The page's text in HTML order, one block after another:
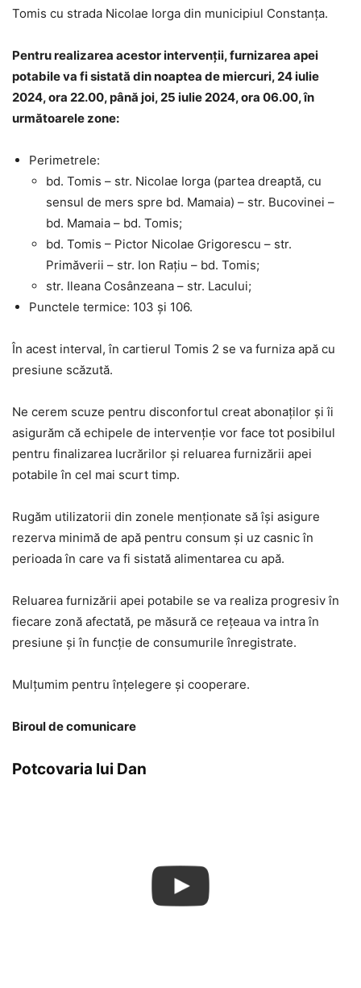
Tomis cu strada Nicolae Iorga din municipiul Constanța.
Pentru realizarea acestor intervenții, furnizarea apei
potabile va fi sistată din noaptea de miercuri, 24 iulie
2024, ora 22.00, până joi, 25 iulie 2024, ora 06.00, în
următoarele zone:
Perimetrele:
bd. Tomis – str. Nicolae Iorga (partea dreaptă, cu
sensul de mers spre bd. Mamaia) – str. Bucovinei –
bd. Mamaia – bd. Tomis;
bd. Tomis – Pictor Nicolae Grigorescu – str.
Primăverii – str. Ion Rațiu – bd. Tomis;
str. Ileana Cosânzeana – str. Lacului;
Punctele termice: 103 și 106.
În acest interval, în cartierul Tomis 2 se va furniza apă cu
presiune scăzută.
Ne cerem scuze pentru disconfortul creat abonaților și îi
asigurăm că echipele de intervenție vor face tot posibilul
pentru finalizarea lucrărilor și reluarea furnizării apei
potabile în cel mai scurt timp.
Rugăm utilizatorii din zonele menționate să își asigure
rezerva minimă de apă pentru consum și uz casnic în
perioada în care va fi sistată alimentarea cu apă.
Reluarea furnizării apei potabile se va realiza progresiv în
fiecare zonă afectată, pe măsură ce rețeaua va intra în
presiune și în funcție de consumurile înregistrate.
Mulțumim pentru înțelegere și cooperare.
Biroul de comunicare
Potcovaria lui Dan